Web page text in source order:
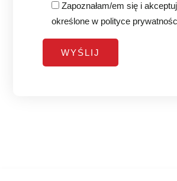
Zapoznałam/em się i
określone w polityce